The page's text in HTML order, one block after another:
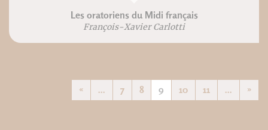
Les oratoriens du Midi français
François-Xavier Carlotti
« ... 7 8 9 10 11 ... »